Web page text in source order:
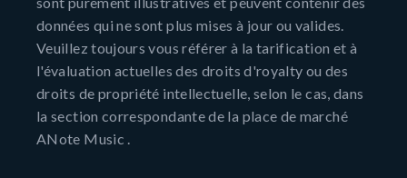
données qui ne sont plus mises à jour ou valides.
Veuillez toujours vous référer à la tarification et à
l'évaluation actuelles des droits d'royalty ou des
droits de propriété intellectuelle, selon le cas, dans
la section correspondante de la place de marché
ANote Music .